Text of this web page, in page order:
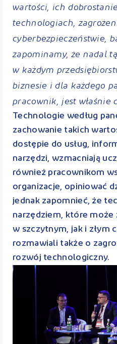
wartości, ich
technologiach,
cyberbezpieczeństwie,
zapominamy, że nadal
w każdym
biznesie i dla każdego
pracownik, jest właśnie
Technologie według
zachowanie takich
dostępie do usług,
narzędzi, wzmacniają
również pracownikom
organizacje, opiniować
jednak zapomnieć, że
narzędziem, które
w szczytnym, jak i złym
rozmawiali także o
rozwój technologiczny.